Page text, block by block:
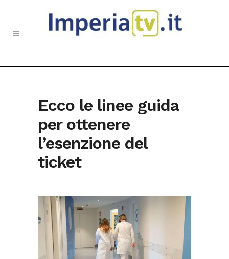
Ecco le linee guida
per ottenere
l’esenzione del
ticket